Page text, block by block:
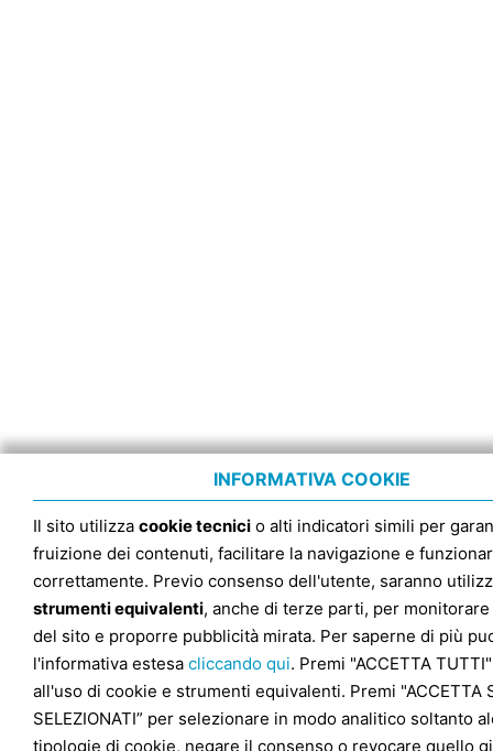
INFORMATIVA COOKIE
Il sito utilizza cookie tecnici o alti indicatori simili per
fruizione dei contenuti, facilitare la navigazione e
correttamente. Previo consenso dell'utente, saranno
strumenti equivalenti, anche di terze parti, per
del sito e proporre pubblicità mirata. Per saperne di più
l'informativa estesa cliccando qui. Premi "ACCETTA
all'uso di cookie e strumenti equivalenti. Premi "ACCETTA
SELEZIONATI” per selezionare in modo analitico soltanto
tipologie di cookie, negare il consenso o revocare quello